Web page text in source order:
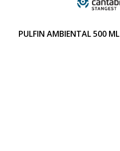
PULFIN AMBIENTAL 500 ML